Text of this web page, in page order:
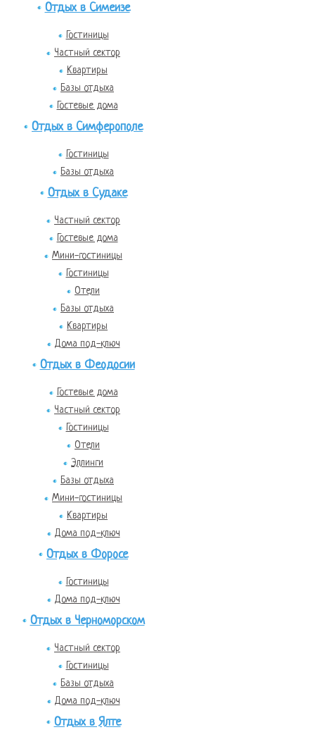
Отдых в Симеизе
Гостиницы
Частный сектор
Квартиры
Базы отдыха
Гостевые дома
Отдых в Симферополе
Гостиницы
Базы отдыха
Отдых в Судаке
Частный сектор
Гостевые дома
Мини-гостиницы
Гостиницы
Отели
Базы отдыха
Квартиры
Дома под-ключ
Отдых в Феодосии
Гостевые дома
Частный сектор
Гостиницы
Отели
Эллинги
Базы отдыха
Мини-гостиницы
Квартиры
Дома под-ключ
Отдых в Форосе
Гостиницы
Дома под-ключ
Отдых в Черноморском
Частный сектор
Гостиницы
Базы отдыха
Дома под-ключ
Отдых в Ялте